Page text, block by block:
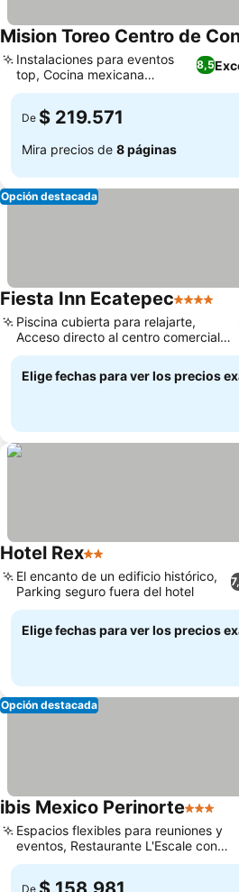
Mision Toreo Centro de
8,5
Instalaciones para eventos
top, Cocina mexicana
auténtica
De $ 219.571
Mira precios de 8 páginas
Opción destacada
Fiesta Inn Ecatepec4 Estrellas
Piscina cubierta para relajarte,
Acceso directo al centro comercial
Las Américas
Elige fechas para ver los precios
Hotel Rex2 Estrellas
El encanto de un edificio histórico,
Parking seguro fuera del hotel
Elige fechas para ver los precios
Opción destacada
ibis Mexico Perinorte3
Espacios flexibles para reuniones y
eventos, Restaurante L'Escale con
terraza
De